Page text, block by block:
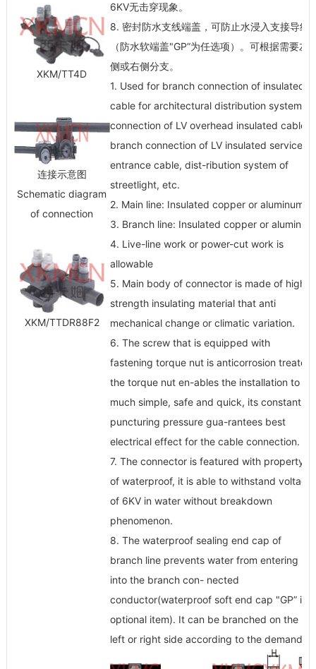
XKM/TT4D
连接示意图
Schematic diagram
of connection
XKM/TTDR88F2
6KV无击穿现象。
8. 密封防水支线端盖，可防止水浸入支接导线
（防水软端盖"GP”为任选项）。可根据需要左
侧或右侧分支。
1. Used for branch connection of insulated
cable for architectural distribution system,
connection of LV overhead insulated cable,
branch connection of LV insulated service-
entrance cable, dist-ribution system of
streetlight, etc.
2. Main line: Insulated copper or aluminum
3. Branch line: Insulated copper or aluminum
4. Live-line work or power-cut work is
allowable
5. Main body of connector is made of high
strength insulating material that anti
mechanical change or climatic variation.
6. The screw that is equipped with
fastening torque nut is anticorrosion treated,
the torque nut en-ables the installation to be
much simple, safe and quick, its constant
puncturing pressure gua-rantees best
electrical effect for the cable connection.
7. The connector is featured with property
of waterproof, it is able to withstand voltage
of 6KV in water without breakdown
phenomenon.
8. The waterproof sealing end cap of
branch line prevents water from entering
into the branch con- nected
conductor(waterproof soft end cap "GP” is
optional item). It can be branched on the
left or right side according to the demand.